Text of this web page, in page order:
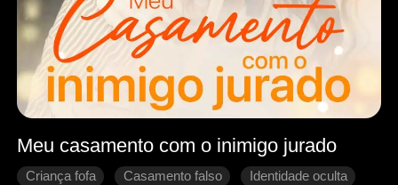
Meu casamento com o inimigo jurado
Criança fofa Casamento falso
Identidade oculta